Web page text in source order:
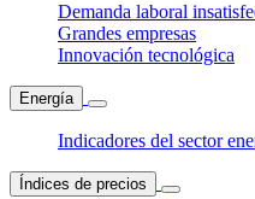
Demanda laboral
Grandes empresas
Innovación tecnológica
Energía
Indicadores del sector
Índices de precios